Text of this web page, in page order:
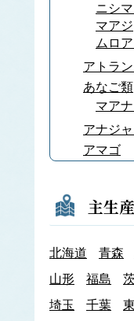
ニシ
マアジ
ムロ
アトラ
あなご類
マア
アナジャ
アマゴ
あみ類
アキ
アユ
アラメ
エゾア
主生
北海道 青森
山形
福島
埼玉
千葉